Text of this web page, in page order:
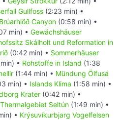
Gullfoss (2:23 min) •
Brúarhlöð Canyon (0:58 min) •
min) • Gewächshäuser
Skálholt und Reformation in
(0:42 min) • Sommerhäuser
• Rohstoffe in Island (1:38
(1:44 min) • Mündung Ölfusá
min) • Islands Klima (1:58 min) •
Krater (0:42 min) •
Thermalgebiet Seltún (1:49 min) •
• Krýsuvíkurbjarg Vogelfelsen